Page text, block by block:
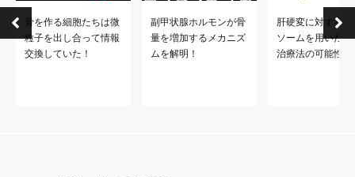
骨を作る細胞たちは微
粒子を出し合って情報
交換していた！
副甲状腺ホルモンが骨
量を増加するメカニズ
ムを解明！
肝硬変に対するエ
ソームを用いた新
治療法の可能性